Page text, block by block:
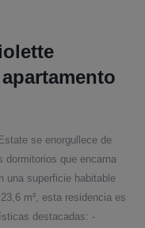
se enorgullece de
dormitorios que encarna
una superficie habitable
m², esta residencia es
destacadas: -